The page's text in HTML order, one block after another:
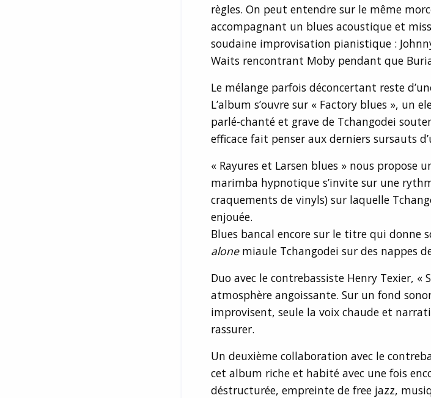
règles. On peut entendre sur le même
accompagnant un blues acoustique et
soudaine improvisation pianistique :
Waits rencontrant Moby pendant que
Le mélange parfois déconcertant reste
L’album s’ouvre sur « Factory blues », un
parlé-chanté et grave de Tchangodei
efficace fait penser aux derniers sursauts
« Rayures et Larsen blues » nous propose
marimba hypnotique s’invite sur une
craquements de vinyls) sur laquelle
enjouée.
Blues bancal encore sur le titre qui donne
alonemiaule Tchangodei sur des nappes
Duo avec le contrebassiste Henry Texier, «
atmosphère angoissante. Sur un fond
improvisent, seule la voix chaude et
rassurer.
Un deuxième collaboration avec le
cet album riche et habité avec une fois
déstructurée, empreinte de free jazz,